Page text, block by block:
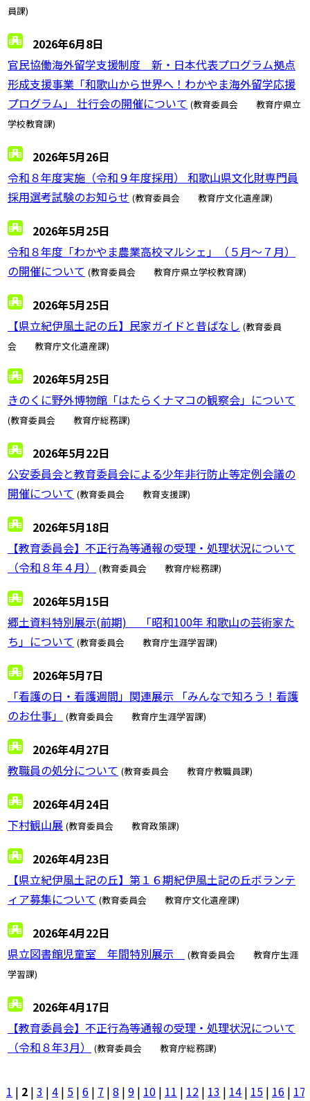
員課)
2026年6月8日
官民協働海外留学支援制度 新・日本代表プログラム拠点
形成支援事業「和歌山から世界へ！わかやま海外留学応援
プログラム」 壮行会の開催について (教育委員会 教育庁県立
学校教育課)
2026年5月26日
令和８年度実施（令和９年度採用） 和歌山県文化財専門員
採用選考試験のお知らせ (教育委員会 教育庁文化遺産課)
2026年5月25日
令和８年度「わかやま農業高校マルシェ」（５月～７月）
の開催について (教育委員会 教育庁県立学校教育課)
2026年5月25日
【県立紀伊風土記の丘】民家ガイドと昔ばなし (教育委員
会 教育庁文化遺産課)
2026年5月25日
きのくに野外博物館「はたらくナマコの観察会」について
(教育委員会 教育庁総務課)
2026年5月22日
公安委員会と教育委員会による少年非行防止等定例会議の
開催について (教育委員会 教育支援課)
2026年5月18日
【教育委員会】不正行為等通報の受理・処理状況について
（令和８年４月）
(教育委員会 教育庁総務課)
2026年5月15日
郷土資料特別展示(前期) 「昭和100年 和歌山の芸術家た
ち」について (教育委員会 教育庁生涯学習課)
2026年5月7日
「看護の日・看護週間」関連展示 「みんなで知ろう！看護
のお仕事」
(教育委員会 教育庁生涯学習課)
2026年4月27日
教職員の処分について (教育委員会 教育庁教職員課)
2026年4月24日
下村観山展 (教育委員会 教育政策課)
2026年4月23日
【県立紀伊風土記の丘】第１６期紀伊風土記の丘ボランテ
ィア募集について (教育委員会 教育庁文化遺産課)
2026年4月22日
県立図書館児童室 年間特別展示
(教育委員会 教育庁生涯
学習課)
2026年4月17日
【教育委員会】不正行為等通報の受理・処理状況について
（令和８年3月）
(教育委員会 教育庁総務課)
1 | 2 | 3 | 4 | 5 | 6 | 7 | 8 | 9 | 10 | 11 | 12 | 13 | 14 | 15 | 16 | 17